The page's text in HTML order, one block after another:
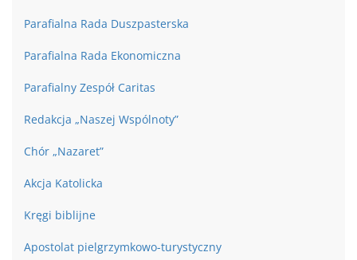
Parafialna Rada Duszpasterska
Parafialna Rada Ekonomiczna
Parafialny Zespół Caritas
Redakcja „Naszej Wspólnoty”
Chór „Nazaret”
Akcja Katolicka
Kręgi biblijne
Apostolat pielgrzymkowo-turystyczny